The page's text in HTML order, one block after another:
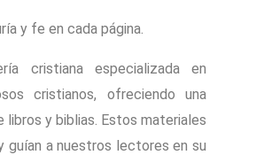
y fe en cada página.
cristiana especializada en
cristianos, ofreciendo una
libros y biblias. Estos materiales
guían a nuestros lectores en su